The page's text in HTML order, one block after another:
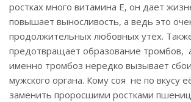
ростках много витамина Е, он дает
повышает выносливость, а ведь это
продолжительных любовных утех.
предотвращает образование тромбов,
именно тромбоз нередко вызывает
мужского органа. Кому соя не по вкусу
заменить проросшими ростками